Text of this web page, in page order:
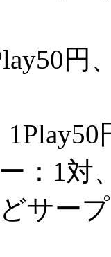
：1対
サー